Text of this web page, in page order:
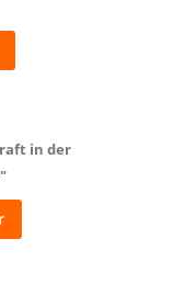
Die
der
gewählt
Produkt
Varianten
Optionen
in der